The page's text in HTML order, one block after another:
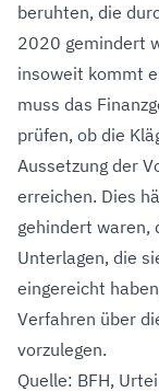
beruhten, die
2020 gemindert
insoweit kommt
muss das
prüfen, ob die
Aussetzung der
erreichen. Dies
gehindert waren,
Unterlagen, die
eingereicht
Verfahren über
vorzulegen.
Quelle: BFH,